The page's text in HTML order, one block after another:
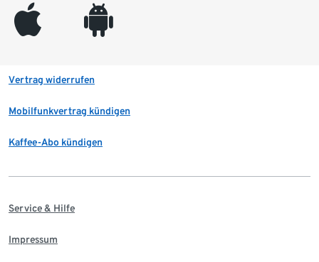
appleinc android
Vertrag widerrufen
Mobilfunkvertrag kündigen
Kaffee-Abo kündigen
Service & Hilfe
Impressum